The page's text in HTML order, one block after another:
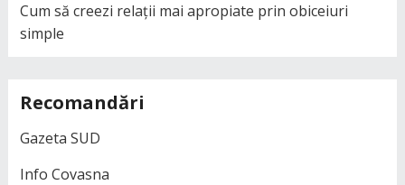
Cum să creezi relații mai apropiate prin obiceiuri
simple
Recomandări
Gazeta SUD
Info Covasna